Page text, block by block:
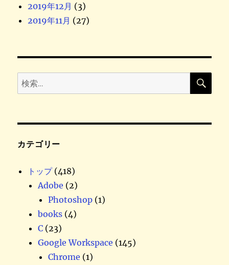
2019年12月 (3)
2019年11月 (27)
検
索
検
カテゴリー
トップ(418)
Adobe (2)
Photoshop (1)
books (4)
C (23)
Google Workspace (145)
Chrome (1)